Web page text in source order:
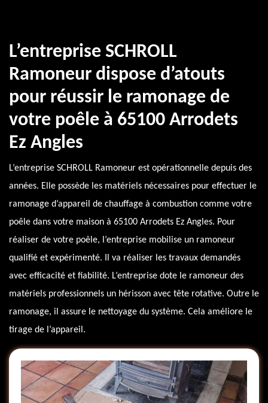
L’entreprise SCHROLL
Ramoneur dispose d’atouts
pour réussir le ramonage de
votre poêle à 65100 Arrodets
Ez Angles
L’entreprise SCHROLL Ramoneur est opérationnelle depuis des
années. Elle possède les matériels nécessaires pour effectuer le
ramonage d’appareil de chauffage à combustion comme votre
poêle dans votre maison à 65100 Arrodets Ez Angles. Pour
réaliser de votre poêle, l’entreprise mobilise un ramoneur
qualifié et expérimenté. Il va réaliser les travaux demandés
avec efficacité et fiabilité. L’entreprise dote le ramoneur des
matériels professionnels un hérisson avec tête rotative. Outre le
ramonage, il assure le nettoyage du système. Cela améliore le
tirage de l’appareil.